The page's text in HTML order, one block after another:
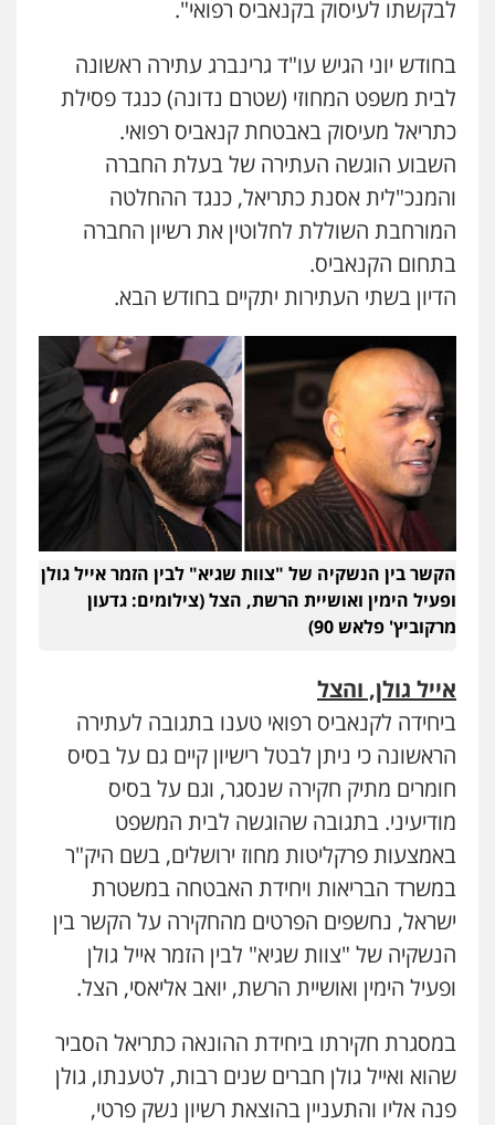
לבקשתו לעיסוק בקנאביס רפואי".
בחודש יוני הגיש עו"ד גרינברג עתירה ראשונה
לבית משפט המחוזי (שטרם נדונה) כנגד פסילת
כתריאל מעיסוק באבטחת קנאביס רפואי.
השבוע הוגשה העתירה של בעלת החברה
והמנכ"לית אסנת כתריאל, כנגד ההחלטה
המורחבת השוללת לחלוטין את רשיון החברה
בתחום הקנאביס.
הדיון בשתי העתירות יתקיים בחודש הבא.
הקשר בין הנשקיה של "צוות שגיא" לבין הזמר אייל גולן
ופעיל הימין ואושיית הרשת, הצל (צילומים: גדעון
מרקוביץ' פלאש 90)
אייל גולן, והצל
ביחידה לקנאביס רפואי טענו בתגובה לעתירה
הראשונה כי ניתן לבטל רישיון קיים גם על בסיס
חומרים מתיק חקירה שנסגר, וגם על בסיס
מודיעיני. בתגובה שהוגשה לבית המשפט
באמצעות פרקליטות מחוז ירושלים, בשם היק"ר
במשרד הבריאות ויחידת האבטחה במשטרת
ישראל, נחשפים הפרטים מהחקירה על הקשר בין
הנשקיה של "צוות שגיא" לבין הזמר אייל גולן
ופעיל הימין ואושיית הרשת, יואב אליאסי, הצל.
במסגרת חקירתו ביחידת ההונאה כתריאל הסביר
שהוא ואייל גולן חברים שנים רבות, לטענתו, גולן
פנה אליו והתעניין בהוצאת רשיון נשק פרטי,